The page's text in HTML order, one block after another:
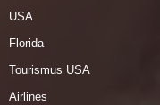
USA
Florida
Tourismus USA
Airlines